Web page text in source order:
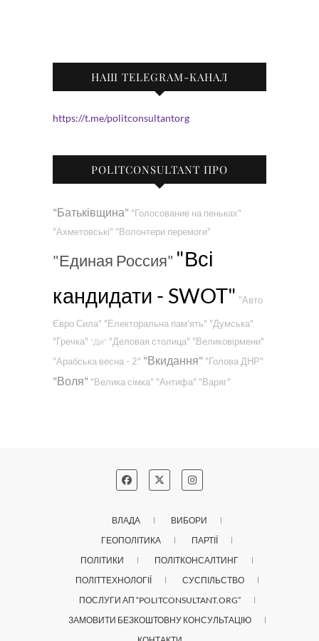
НАШ TELEGRAM-КАНАЛ
https://t.me/politconsultantorg
POLITCONSULTANT ПРО
"Батьківщина" "Голосование на пеньках"
"Ахметовські" "Волонтери перемоги"
"Единая Россия" "Всі
кандидати - SWOT" "Авто
Євро Сила" "Електоральна пам'ять" "Думська"
"Гречка" "Дія" "Деловая столица" "Великовірмени"
"Арабська весна - 2" "Вкидання" "Голова ДНР"
"Воля" "Велика сімка" "Антифа" "Варяг"
ВЛАДА
ВИБОРИ
ГЕОПОЛІТИКА
ПАРТІЇ
ПОЛІТИКИ
ПОЛІТКОНСАЛТИНГ
ПОЛІТТЕХНОЛОГІЇ
СУСПІЛЬСТВО
ПОСЛУГИ АП “POLITCONSULTANT.ORG”
ЗАМОВИТИ БЕЗКОШТОВНУ КОНСУЛЬТАЦІЮ